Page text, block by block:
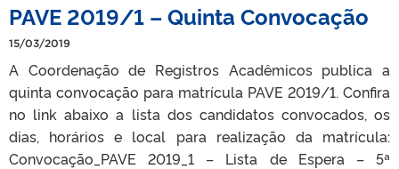
PAVE 2019/1 – Quinta Convocação
15/03/2019
A Coordenação de Registros Acadêmicos publica a
quinta convocação para matrícula PAVE 2019/1. Confira
no link abaixo a lista dos candidatos convocados, os
dias, horários e local para realização da matrícula:
Convocação_PAVE 2019_1 – Lista de Espera – 5ª